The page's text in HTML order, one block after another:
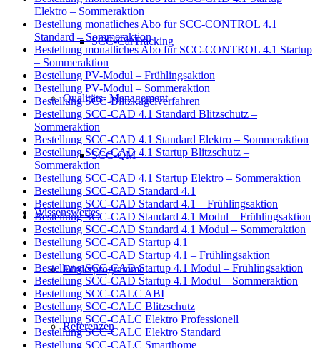
SCC-CarTracking
Qualitäts- Management
SCC-QM
Wissenswertes
Förderprogramme
Referenzen
Elektro – Sommeraktion
Bestellung monatliches Abo für SCC-CONTROL 4.1
Standard – Sommeraktion
Bestellung monatliches Abo für SCC-CONTROL 4.1 Startup
– Sommeraktion
Bestellung PV-Modul – Frühlingsaktion
Bestellung PV-Modul – Sommeraktion
Bestellung SCC-Blitzkugelverfahren
Bestellung SCC-CAD 4.1 Standard Blitzschutz –
Sommeraktion
Bestellung SCC-CAD 4.1 Standard Elektro – Sommeraktion
Bestellung SCC-CAD 4.1 Startup Blitzschutz –
Sommeraktion
Bestellung SCC-CAD 4.1 Startup Elektro – Sommeraktion
Bestellung SCC-CAD Standard 4.1
Bestellung SCC-CAD Standard 4.1 – Frühlingsaktion
Bestellung SCC-CAD Standard 4.1 Modul – Frühlingsaktion
Bestellung SCC-CAD Standard 4.1 Modul – Sommeraktion
Bestellung SCC-CAD Startup 4.1
Bestellung SCC-CAD Startup 4.1 – Frühlingsaktion
Bestellung SCC-CAD Startup 4.1 Modul – Frühlingsaktion
Bestellung SCC-CAD Startup 4.1 Modul – Sommeraktion
Bestellung SCC-CALC ABI
Bestellung SCC-CALC Blitzschutz
Bestellung SCC-CALC Elektro Professionell
Bestellung SCC-CALC Elektro Standard
Bestellung SCC-CALC Smarthome